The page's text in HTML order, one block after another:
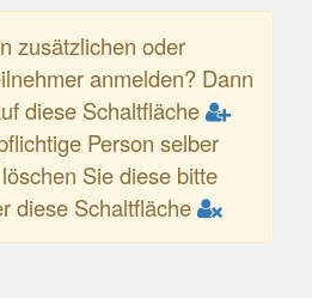
zusätzlichen oder
anmelden? Dann
diese Schaltfläche
Person selber
Sie diese bitte
diese Schaltfläche